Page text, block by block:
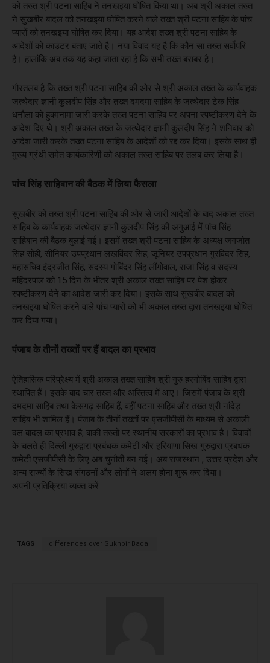
को तख्त श्री पटना साहिब ने तनखइया घोषित किया था। अब श्री अकाल तख्त
ने सुखबीर बादल को तनखइया घोषित करने वाले तख्त श्री पटना साहिब के पांच
प्यारों को तनखइया घोषित कर दिया। यह आदेश तख्त श्री पटना साहिब के
आदेशों को काउंटर बताए जाते है। नया विवाद यह है कि कौन सा तख्त सर्वोपरि
है। हालांकि अब तक यह कहा जाता रहा है कि सभी तख्त बराबर है।
गौरतलब है कि तख्त श्री पटना साहिब की ओर से श्री अकाल तख्त के कार्यवाहक
जत्थेदार ज्ञानी कुलदीप सिंह और तख्त दमदमा साहिब के जत्थेदार टेक सिंह
धनौला को हुक्मनामा जारी करके तख्त पटना साहिब पर अपना स्पष्टीकरण देने के
आदेश दिए थे। श्री अकाल तख्त के जत्थेदार ज्ञानी कुलदीप सिंह ने शनिवार को
आदेश जारी करके तख्त पटना साहिब के आदेशों को रद्द कर दिया। इसके साथ ही
मुख्य ग्रंथी समेत कार्यकारिणी को अकाल तख्त साहिब पर तलब कर लिया है।
पांच सिंह साहिबान की बैठक में लिया फैसला
सुखबीर को तख्त श्री पटना साहिब की ओर से जारी आदेशों के बाद अकाल तख्त
साहिब के कार्यवाहक जत्थेदार ज्ञानी कुलदीप सिंह की अगुआई में पांच सिंह
साहिबान की बैठक बुलाई गई। इसमें तख्त श्री पटना साहिब के अध्यक्ष जगजोत
सिंह सोही, सीनियर उपप्रधान लखविंदर सिंह, जूनियर उपप्रधान गुरविंदर सिंह,
महासचिव इंद्रजीत सिंह, सदस्य गोबिंदर सिंह लौंगोवाल, राजा सिंह व सदस्य
महिंदरपाल को 15 दिन के भीतर श्री अकाल तख्त साहिब पर पेश होकर
स्पष्टीकरण देने का आदेश जारी कर दिया। इसके साथ सुखबीर बादल को
तनखइया घोषित करने वाले पांच प्यारों को भी अकाल तख्त द्वारा तनखइया घोषित
कर दिया गया।
पंजाब के तीनों तख्तों पर हैं बादल का प्रभाव
ऐतिहासिक परिप्रेक्ष्य में श्री अकाल तख्त साहिब श्री गुरु हरगोबिंद साहिब द्वारा
स्थापित हैं। इसके बाद चार तख्त और अस्तित्व में आए। जिसमें पंजाब के श्री
दमदमा साहिब तथा केसगढ़ साहिब हैं, वहीं पटना साहिब और तख्त श्री नांदेड़
साहिब भी शामिल हैं। पंजाब के तीनों तख्तों पर एसजीपीसी के माध्यम से अकाली
दल बादल का प्रभाव है, बाकी तख्तों पर स्थानीय सरकारों का प्रभाव है। विवादों
के चलते ही दिल्ली गुरुद्वारा प्रबंधक कमेटी और हरियाणा सिख गुरुद्वारा प्रबंधक
कमेटी एसजीपीसी के लिए अब चुनौती बन गई। अब राजस्थान , उत्तर प्रदेश और
अन्य राज्यों के सिख संगठनों और लोगों ने अलग होना शुरू कर दिया।
अपनी प्रतिक्रिया व्यक्त करें
TAGS differences over Sukhbir Badal